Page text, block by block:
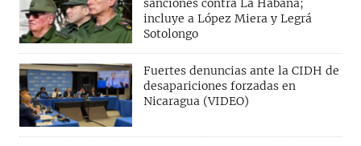
sanciones contra La Habana;
incluye a López Miera y Legrá
Sotolongo
Fuertes denuncias ante la CIDH de
desapariciones forzadas en
Nicaragua (VIDEO)